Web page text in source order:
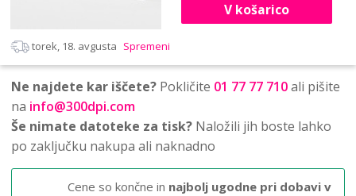
V košarico
torek, 18. avgusta Spremeni
Ne najdete kar iščete? Pokličite 01 77 77 710ali pišite
na info@300dpi.com
Še nimate datoteke za tisk? Naložili jih boste lahko
po zaključku nakupa ali naknadno
Cene so končne in najbolj ugodne pri dobavi v